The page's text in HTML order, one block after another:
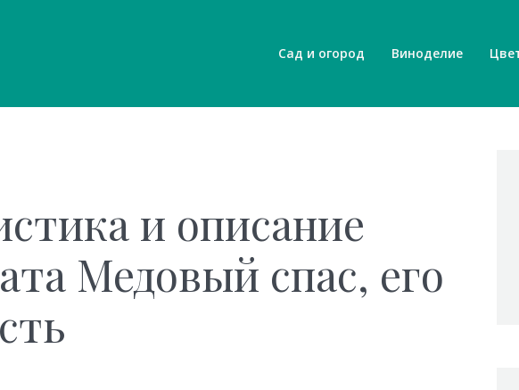
Сад и огород Виноделие
и описание
Медовый спас, его